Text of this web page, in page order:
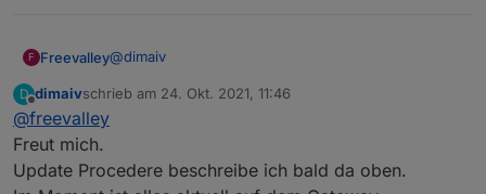
F Freevalley@dimaiv
Hallo,
funktioniert mit der Einrichtung etc. Mich würde
interessieren wie das genau mit dem Update
D
Offline
dimaivschrieb am 24. Okt. 2021, 11:46
zuletzt editiert von
@freevalley
Freut mich.
Update Procedere beschreibe ich bald da oben.